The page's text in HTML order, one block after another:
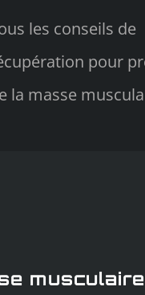
les conseils de
pour
la masse